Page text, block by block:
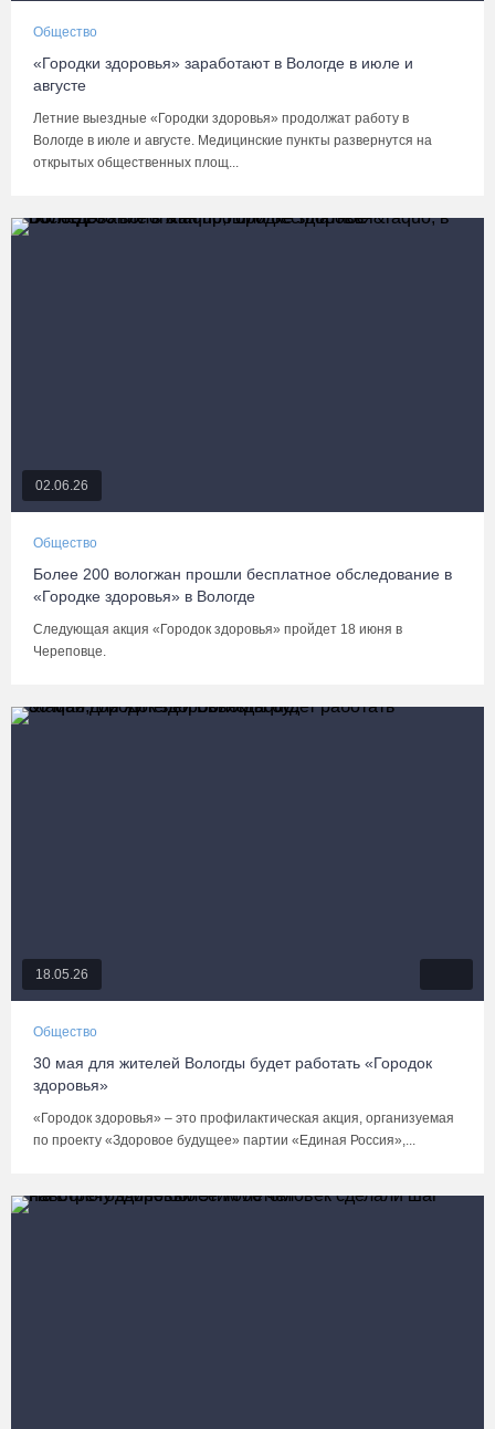
Общество
«Городки здоровья» заработают в Вологде в июле и
августе
Летние выездные «Городки здоровья» продолжат работу в
Вологде в июле и августе. Медицинские пункты развернутся на
открытых общественных площ...
02.06.26
Общество
Более 200 вологжан прошли бесплатное обследование в
«Городке здоровья» в Вологде
Следующая акция «Городок здоровья» пройдет 18 июня в
Череповце.
18.05.26
Общество
30 мая для жителей Вологды будет работать «Городок
здоровья»
«Городок здоровья» – это профилактическая акция, организуемая
по проекту «Здоровое будущее» партии «Единая Россия»,...